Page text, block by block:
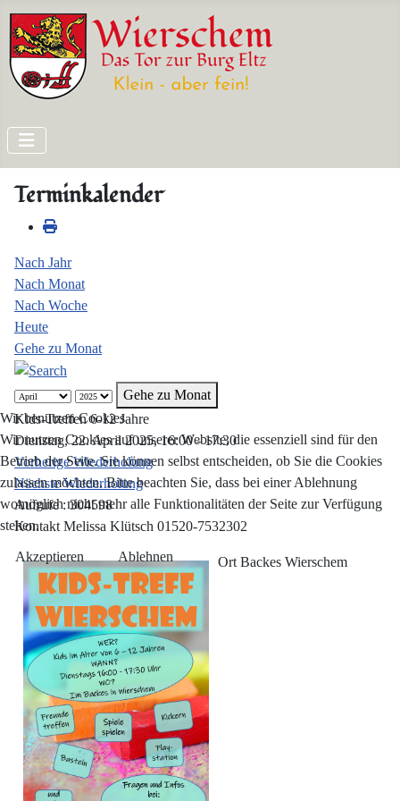
Terminkalender
Nach Jahr
Nach Monat
Nach Woche
Heute
Gehe zu Monat
Gehe zu Monat
Kids-Treffen 6-12 Jahre
Dienstag, 22. April 2025, 16:00 - 17:30
Vorherige Wiederholung
Nächste Wiederholung
Aufrufe: 304598
Kontakt Melissa Klütsch 01520-7532302
Ort Backes Wierschem
Wir benutzen Cookies
Wir nutzen Cookies auf unserer Website, die essenziell sind für den
Betrieb der Seite. Sie können selbst entscheiden, ob Sie die Cookies
zulassen möchten. Bitte beachten Sie, dass bei einer Ablehnung
womöglich nicht mehr alle Funktionalitäten der Seite zur Verfügung
stehen.
Akzeptieren Ablehnen